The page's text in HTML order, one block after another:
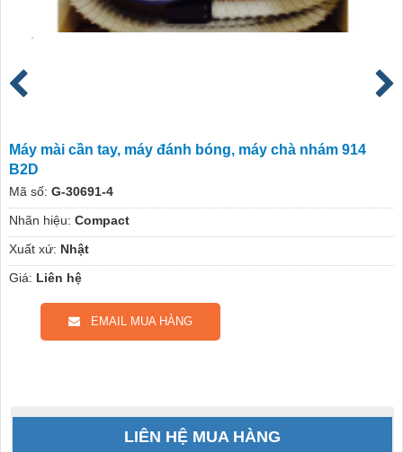
Máy mài cần tay, máy đánh bóng, máy chà nhám 914
B2D
Mã số: G-30691-4
Nhãn hiệu: Compact
Xuất xứ: Nhật
Giá: Liên hệ
EMAIL MUA HÀNG
LIÊN HỆ MUA HÀNG